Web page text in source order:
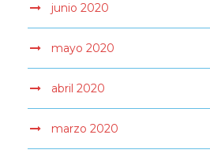
junio 2020
mayo 2020
abril 2020
marzo 2020